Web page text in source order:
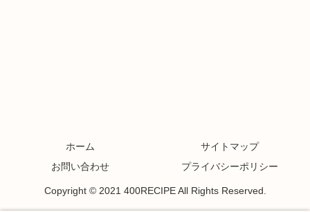
ホーム
サイトマップ
お問い合わせ
プライバシーポリシー
Copyright © 2021 400RECIPE All Rights Reserved.